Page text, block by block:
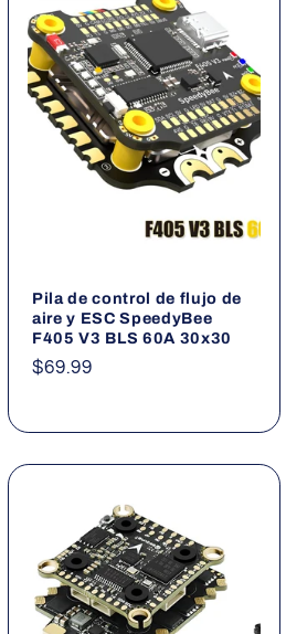
Pila de control de flujo de
aire y ESC SpeedyBee
F405 V3 BLS 60A 30x30
Precio
$69.99